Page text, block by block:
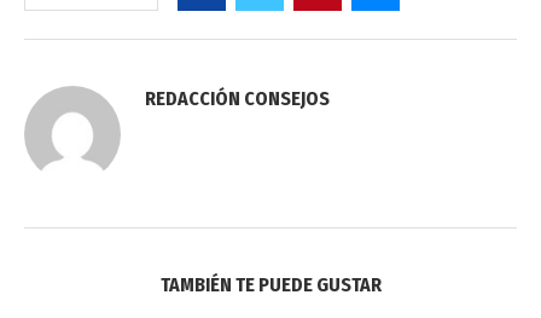
REDACCIÓN CONSEJOS
TAMBIÉN TE PUEDE GUSTAR